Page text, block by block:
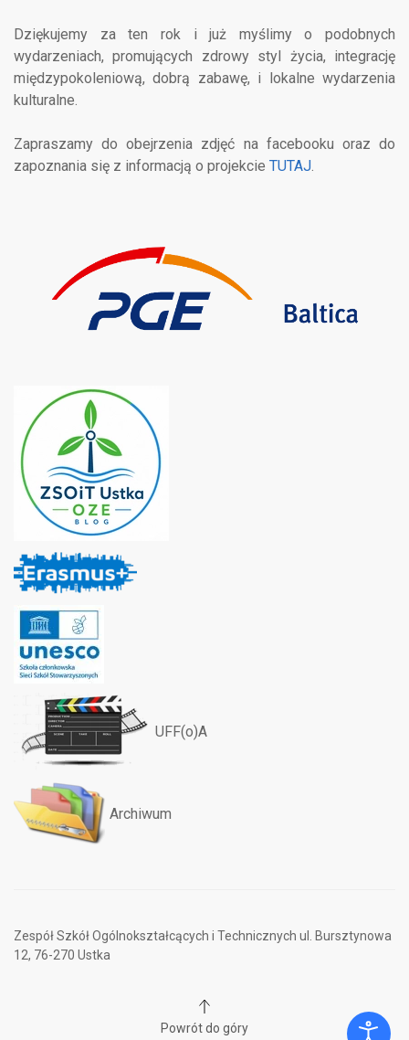
Dziękujemy za ten rok i już myślimy o podobnych
wydarzeniach, promujących zdrowy styl życia, integrację
międzypokoleniową, dobrą zabawę, i lokalne wydarzenia
kulturalne.
Zapraszamy do obejrzenia zdjęć na facebooku oraz do
zapoznania się z informacją o projekcie TUTAJ.
UFF(o)A
Archiwum
Zespół Szkół Ogólnokształcących i Technicznych ul. Bursztynowa
12, 76-270 Ustka
Powrót do góry